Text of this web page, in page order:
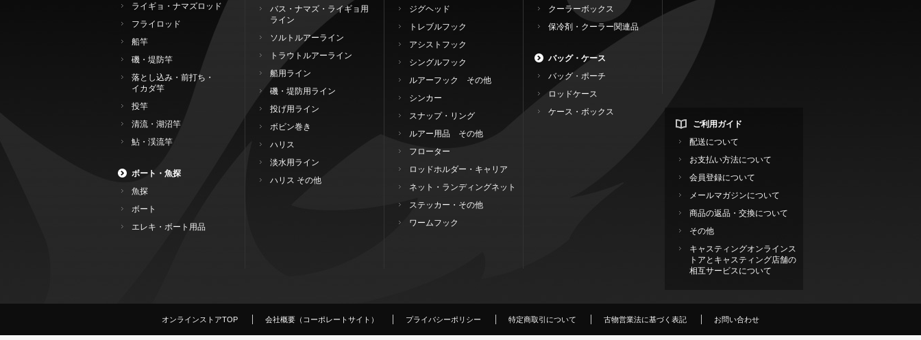
ライギョ・ナマズロッド
フライロッド
船竿
磯・堤防竿
落とし込み・前打ち・
イカダ竿
投竿
清流・湖沼竿
鮎・渓流竿
ボート・魚探
魚探
ボート
エレキ・ボート用品
バス・ナマズ・ライギョ用
ライン
ソルトルアーライン
トラウトルアーライン
船用ライン
磯・堤防用ライン
投げ用ライン
ボビン巻き
ハリス
淡水用ライン
ハリス その他
ジグヘッド
トレブルフック
アシストフック
シングルフック
ルアーフック その他
シンカー
スナップ・リング
ルアー用品 その他
フローター
ロッドホルダー・キャリア
ネット・ランディングネット
ステッカー・その他
ワームフック
クーラーボックス
保冷剤・クーラー関連品
バッグ・ケース
バッグ・ポーチ
ロッドケース
ケース・ボックス
ご利用ガイド
配送について
お支払い方法について
会員登録について
メールマガジンについて
商品の返品・交換について
その他
キャスティングオンラインス
トアとキャスティング店舗の
相互サービスについて
オンラインストアTOP 会社概要（コーポレートサイト） プライバシーポリシー 特定商取引について 古物営業法に基づく表記 お問い合わせ